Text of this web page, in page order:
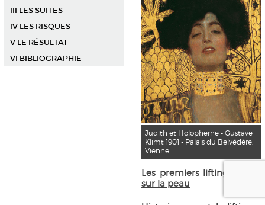
Judith et Holopherne - Gustave
Klimt 1901 - Palais du Belvédère,
Vienne
Les premiers liftings tirent
sur la peau
III LES SUITES
IV LES RISQUES
V LE RÉSULTAT
VI BIBLIOGRAPHIE